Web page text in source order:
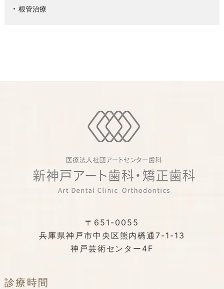
根管治療
〒651-0055
兵庫県神戸市中央区熊内橋通7-1-13
神戸芸術センター4F
診療時間